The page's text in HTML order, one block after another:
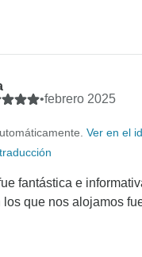
•febrero 2025
Ver en el
fantástica e
los que nos alojamos